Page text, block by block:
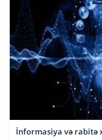
İnformasiya və rabitə